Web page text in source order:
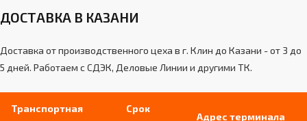
Обеспечивают эстетичный внешний вид
снаряда
ДОСТАВКА В КАЗАНИ
Доставка от производственного цеха в г. Клин до Казани - от 3 до
5 дней. Работаем с СДЭК, Деловые Линии и другими ТК.
Транспортная
Срок
Адрес терминала